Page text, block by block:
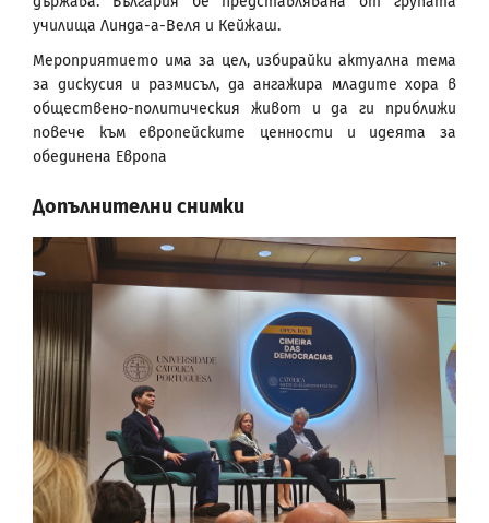
училища Линда-а-Веля и Кейжаш.
Мероприятието има за цел, избирайки актуална тема
за дискусия и размисъл, да ангажира младите хора в
обществено-политическия живот и да ги приближи
повече към европейските ценности и идеята за
обединена Европа
Допълнителни снимки